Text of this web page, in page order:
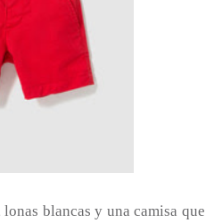
blancas y una camisa que